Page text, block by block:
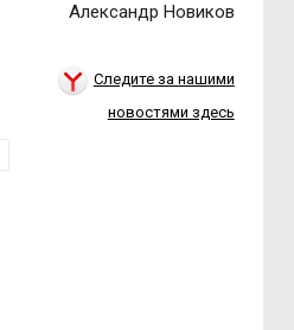
Александр Новиков
Следите за нашими
новостями здесь